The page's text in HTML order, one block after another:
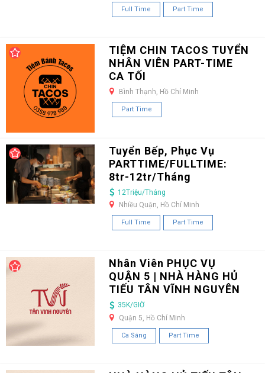
Full Time Part Time
TIỆM CHIN TACOS TUYỂN
NHÂN VIÊN PART-TIME
CA TỐI
Bình Thạnh, Hồ Chí Minh
Part Time
Tuyển Bếp, Phục Vụ
PARTTIME/FULLTIME:
8tr-12tr/Tháng
12Triệu/Tháng
Nhiều Quận, Hồ Chí Minh
Full Time Part Time
Nhân Viên PHỤC VỤ
QUẬN 5 | NHÀ HÀNG HỦ
TIẾU TÂN VĨNH NGUYÊN
35K/GIỜ
Quận 5, Hồ Chí Minh
Ca Sáng Part Time